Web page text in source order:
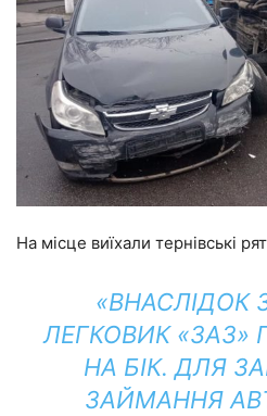
На місце виїхали тернівські
«ВНАСЛІДОК
ЛЕГКОВИК «ЗАЗ»
НА БІК. ДЛЯ
ЗАЙМАННЯ